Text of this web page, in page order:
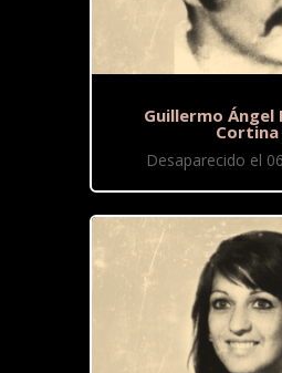
Guillermo Ángel
Cortina
Desaparecido el